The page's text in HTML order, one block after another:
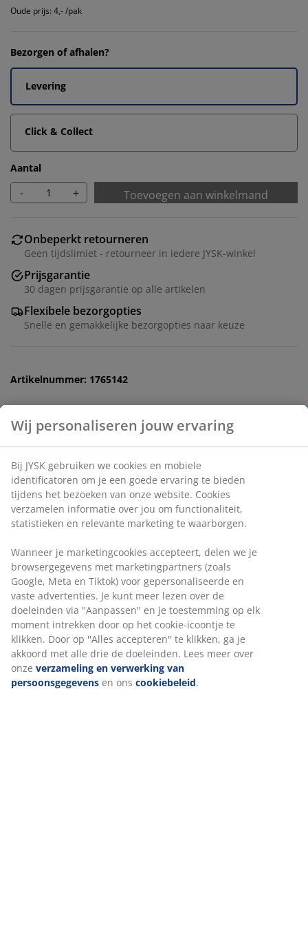
Oude prijs: 4,- /pak
Bezorgen of afhalen?
Levering
Click & Collect
Aantal
- + Toevoegen aan winkelmand
Onbeperkt retourneren
Geen tijdslimiet - retourneer in iedere JYSK-winkel
Prijsgarantie
30 dagen prijsgarantie op alle artikelen
Flexibele bezorgopties
Snelle en gemakkelijke bezorgopties naar keuze
Artikelnummer: 1765142
Specificaties
Beoordelingen
(0)
Levering